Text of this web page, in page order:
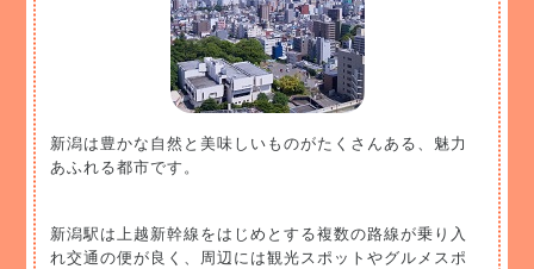
新潟は豊かな自然と美味しいものがたくさんある、魅力
あふれる都市です。
新潟駅は上越新幹線をはじめとする複数の路線が乗り入
れ交通の便が良く、周辺には観光スポットやグルメスポ